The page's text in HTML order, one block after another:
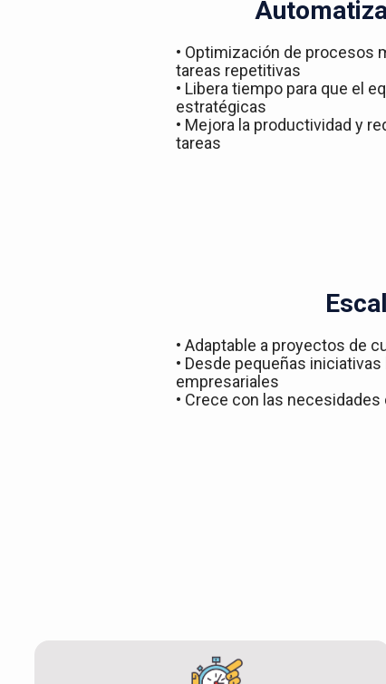
• Optimización de procesos
tareas repetitivas
• Libera tiempo para que el
estratégicas
• Mejora la productividad y
tareas
• Adaptable a proyectos de
• Desde pequeñas
empresariales
• Crece con las